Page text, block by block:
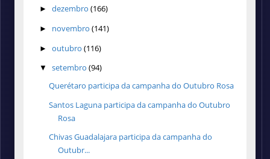
► dezembro (166)
► novembro (141)
► outubro (116)
▼ setembro (94)
Querétaro participa da campanha do Outubro Rosa
Santos Laguna participa da campanha do Outubro
Rosa
Chivas Guadalajara participa da campanha do
Outubr...